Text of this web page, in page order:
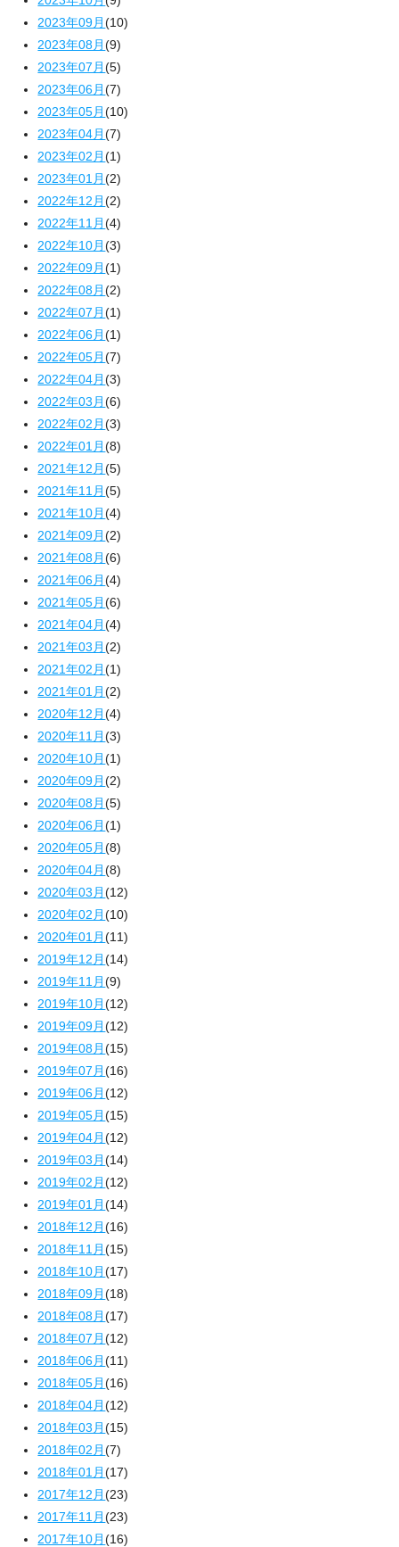
2023年09月(10)
2023年08月(9)
2023年07月(5)
2023年06月(7)
2023年05月(10)
2023年04月(7)
2023年02月(1)
2023年01月(2)
2022年12月(2)
2022年11月(4)
2022年10月(3)
2022年09月(1)
2022年08月(2)
2022年07月(1)
2022年06月(1)
2022年05月(7)
2022年04月(3)
2022年03月(6)
2022年02月(3)
2022年01月(8)
2021年12月(5)
2021年11月(5)
2021年10月(4)
2021年09月(2)
2021年08月(6)
2021年06月(4)
2021年05月(6)
2021年04月(4)
2021年03月(2)
2021年02月(1)
2021年01月(2)
2020年12月(4)
2020年11月(3)
2020年10月(1)
2020年09月(2)
2020年08月(5)
2020年06月(1)
2020年05月(8)
2020年04月(8)
2020年03月(12)
2020年02月(10)
2020年01月(11)
2019年12月(14)
2019年11月(9)
2019年10月(12)
2019年09月(12)
2019年08月(15)
2019年07月(16)
2019年06月(12)
2019年05月(15)
2019年04月(12)
2019年03月(14)
2019年02月(12)
2019年01月(14)
2018年12月(16)
2018年11月(15)
2018年10月(17)
2018年09月(18)
2018年08月(17)
2018年07月(12)
2018年06月(11)
2018年05月(16)
2018年04月(12)
2018年03月(15)
2018年02月(7)
2018年01月(17)
2017年12月(23)
2017年11月(23)
2017年10月(16)